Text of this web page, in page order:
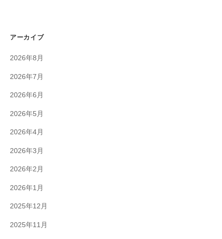
アーカイブ
2026年8月
2026年7月
2026年6月
2026年5月
2026年4月
2026年3月
2026年2月
2026年1月
2025年12月
2025年11月